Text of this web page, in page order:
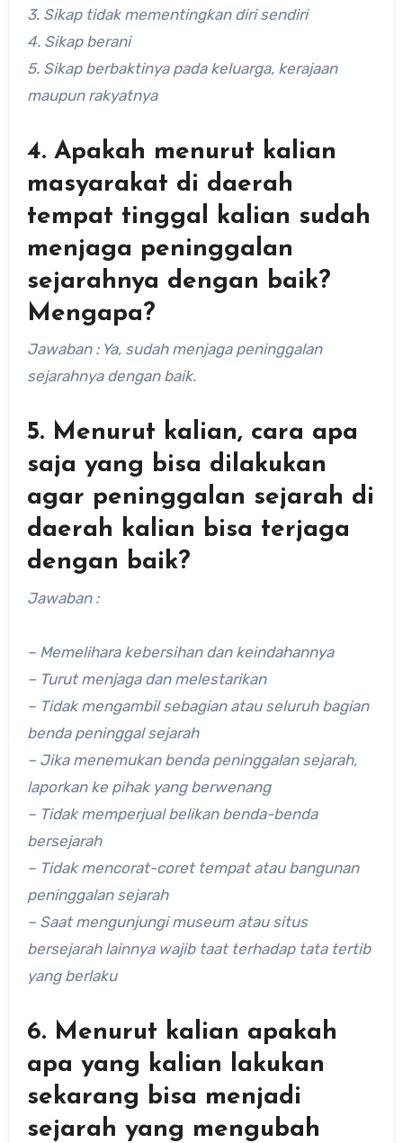
3. Sikap tidak mementingkan diri sendiri
4. Sikap berani
5. Sikap berbaktinya pada keluarga, kerajaan
maupun rakyatnya
4. Apakah menurut kalian
masyarakat di daerah
tempat tinggal kalian sudah
menjaga peninggalan
sejarahnya dengan baik?
Mengapa?
Jawaban : Ya, sudah menjaga peninggalan
sejarahnya dengan baik.
5. Menurut kalian, cara apa
saja yang bisa dilakukan
agar peninggalan sejarah di
daerah kalian bisa terjaga
dengan baik?
Jawaban :
– Memelihara kebersihan dan keindahannya
– Turut menjaga dan melestarikan
– Tidak mengambil sebagian atau seluruh bagian
benda peninggal sejarah
– Jika menemukan benda peninggalan sejarah,
laporkan ke pihak yang berwenang
– Tidak memperjual belikan benda-benda
bersejarah
– Tidak mencorat-coret tempat atau bangunan
peninggalan sejarah
– Saat mengunjungi museum atau situs
bersejarah lainnya wajib taat terhadap tata tertib
yang berlaku
6. Menurut kalian apakah
apa yang kalian lakukan
sekarang bisa menjadi
sejarah yang mengubah